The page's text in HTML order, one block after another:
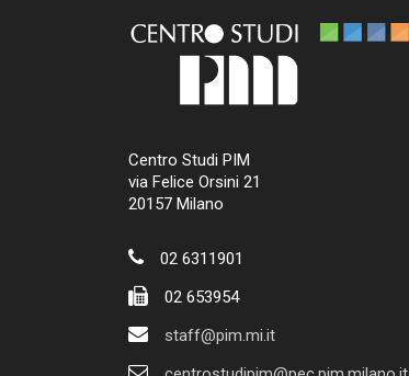
Centro Studi PIM
via Felice Orsini 21
20157 Milano
02 6311901
02 653954
staff@pim.mi.it